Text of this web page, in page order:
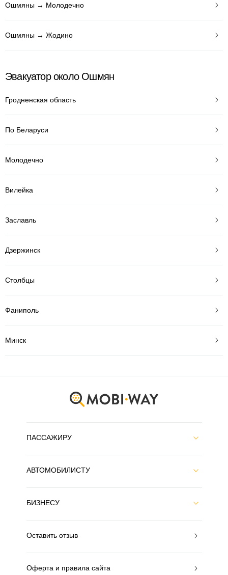
Ошмяны → Молодечно
Ошмяны → Жодино
Эвакуатор около Ошмян
Гродненская область
По Беларуси
Молодечно
Вилейка
Заславль
Дзержинск
Столбцы
Фаниполь
Минск
ПАССАЖИРУ
АВТОМОБИЛИСТУ
БИЗНЕСУ
Оставить отзыв
Оферта и правила сайта